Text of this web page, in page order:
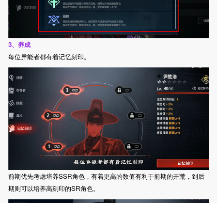
3、养成
每位异能者都有着记忆刻印。
前期优先考虑培养SSR角色，有着更高的数值有利于前期的开荒，到后
期则可以培养高刻印的SR角色。